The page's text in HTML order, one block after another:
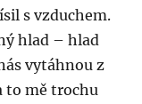
s vzduchem.
hlad – hlad
vytáhnou z
to mě trochu